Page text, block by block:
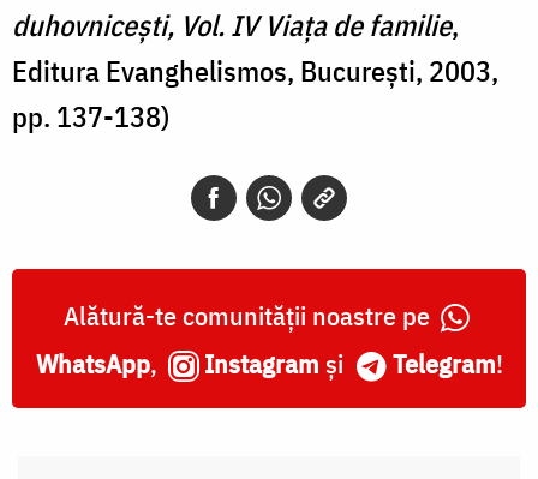
duhovniceşti, Vol. IV Viața de familie,
Editura Evanghelismos, București, 2003,
pp. 137-138)
Alătură-te comunității noastre pe
WhatsApp, Instagram și Telegram!